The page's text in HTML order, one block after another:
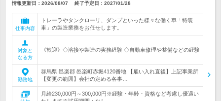
情報更新日：2026/08/07 終了予定日： 2027/01/28
仕事内容
トレーラやタンクローリ、ダンプといった様々な働く車「特装
車」の製造業務をお任せします。
対象と
なる方
《歓迎》◇溶接や製造の実務経験 ◇自動車修理や整備などの経験
勤務地
群馬県 邑楽郡 邑楽町赤堀4120番地 【雇い入れ直後】上記事業所
【変更の範囲】会社の定める各事…
月給230,000円～300,000円※経験・年齢・資格など考慮し優遇い